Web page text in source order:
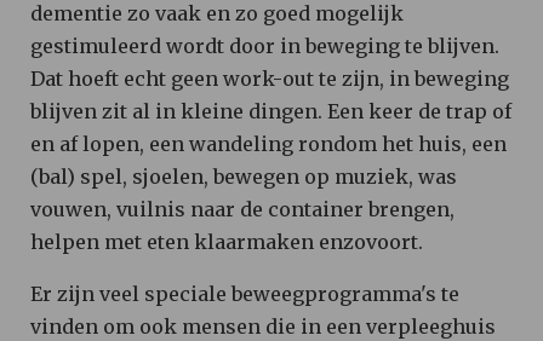
dementie zo vaak en zo goed mogelijk
gestimuleerd wordt door in beweging te blijven.
Dat hoeft echt geen work-out te zijn, in beweging
blijven zit al in kleine dingen. Een keer de trap of
en af lopen, een wandeling rondom het huis, een
(bal) spel, sjoelen, bewegen op muziek, was
vouwen, vuilnis naar de container brengen,
helpen met eten klaarmaken enzovoort.
Er zijn veel speciale beweegprogramma's te
vinden om ook mensen die in een verpleeghuis